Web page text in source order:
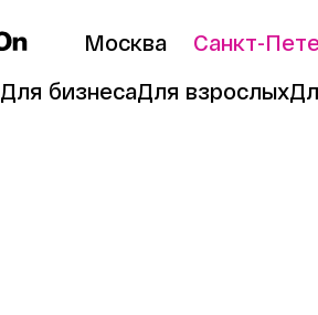
Москва Санкт-
Для бизнесаДля взрослых